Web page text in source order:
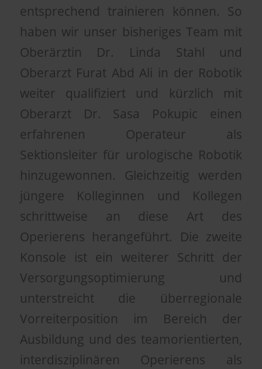
entsprechend trainieren können. So
haben wir unser bisheriges Team mit
Oberärztin Dr. Linda Stahl und
Oberarzt Furat Abd Ali in der Robotik
weiter qualifiziert und kürzlich mit
Oberarzt Dr. Sasa Pokupic einen
erfahrenen Operateur als
Sektionsleiter für urologische Robotik
hinzugewonnen. Gleichzeitig werden
jüngere Kolleginnen und Kollegen
schrittweise an diese Art des
Operierens herangeführt. Die zweite
Konsole ist ein weiterer Schritt der
Versorgungsoptimierung und
unterstreicht die überregionale
Vorreiterposition im Bereich der
Ausbildung und des teamorientierten,
interdisziplinären Operierens als